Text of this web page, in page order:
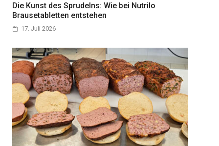
Die Kunst des Sprudelns: Wie bei Nutrilo
Brausetabletten entstehen
17. Juli 2026